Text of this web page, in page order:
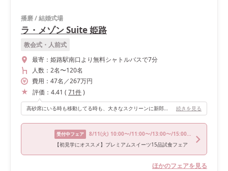
播磨/結婚式場
ラ・メゾン Suite 姫路
教会式・人前式
最寄： 姫路駅南口より無料シャトルバスで7分
人数： 2名〜120名
費用： 47名 ／267万円
評価： 4.41 ( 71件)
高砂席にいる時も移動してる時も、大きなスクリーンに新郎新婦を映し出してくれるので、新郎新婦から遠いゲストの人も様子を見れるので、そこがいいと思います。 続きを見る
受付中フェア 8/11(火) 10:00〜/11:00〜/13:00〜/15:00〜/17:00〜
【初見学にオススメ】プレミアムスイーツ15品試食フェア
ほかのフェアを見る